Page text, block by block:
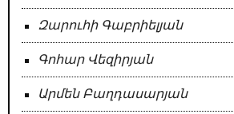
Զարուհի Գաբրիելյան
Գոհար Վեզիրյան
Արմեն Բաղդասարյան